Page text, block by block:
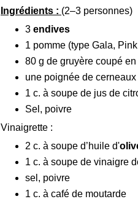
Ingrédients : (2–3 personnes)
3endives
1 pomme (type Gala,
80 g de gruyère coupé
une poignée de
1 c. à soupe de jus de
Sel, poivre
Vinaigrette :
2 c. à soupe d’huile d'
1 c. à soupe de vinaigre
sel, poivre
1 c. à café de moutarde